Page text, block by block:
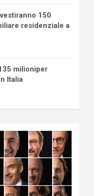
150
residenziale a
milioniper
Italia